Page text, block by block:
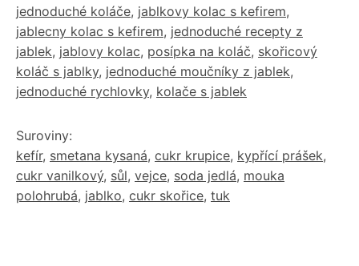
jednoduché koláče, jablkovy kolac s kefirem,
jablecny kolac s kefirem, jednoduché recepty z
jablek, jablovy kolac, posípka na koláč, skořicový
koláč s jablky, jednoduché moučníky z jablek,
jednoduché rychlovky, kolače s jablek
Suroviny:
kefír, smetana kysaná, cukr krupice, kypřící prášek,
cukr vanilkový, sůl, vejce, soda jedlá, mouka
polohrubá, jablko, cukr skořice, tuk